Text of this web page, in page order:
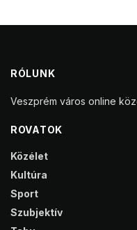
RÓLUNK
Veszprém város online
ROVATOK
Közélet
Kultúra
Sport
Szubjektív